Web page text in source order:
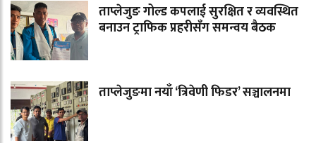
ताप्लेजुङ गोल्ड कपलाई सुरक्षित र व्यवस्थित
बनाउन ट्राफिक प्रहरीसँग समन्वय बैठक
ताप्लेजुङमा नयाँ ‘त्रिवेणी फिडर’ सञ्चालनमा